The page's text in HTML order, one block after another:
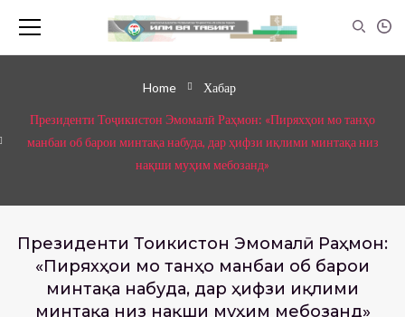
Home Хабар
Президенти Тоҷикистон Эмомалӣ Раҳмон: «Пиряхҳои мо танҳо
манбаи об барои минтақа набуда, дар ҳифзи иқлими минтақа низ
нақши муҳим мебозанд»
Президенти Тоҷикистон Эмомалӣ Раҳмон:
«Пиряхҳои мо танҳо манбаи об барои
минтақа набуда, дар ҳифзи иқлими
минтақа низ нақши муҳим мебозанд»